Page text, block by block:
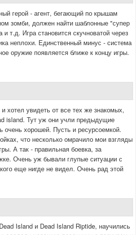
герой - агент, бегающий по крышам
зомби, должен найти шаблонные "супер
т.д. Игра становится скучноватой через
неплохи. Единственный минус - система
оружие появляется ближе к концу игры.
хотел увидеть от все тех же знакомых,
island. Тут уж они учли предыдущие
очень хорошей. Пусть и ресурсоемкой.
что несколько омрачило мои взгляды
А так - правильная боевка, за
Очень уж бывали глупые ситуации с
еще нигде не видел. Очень рад этой
Island и Dead Island Riptide, научились